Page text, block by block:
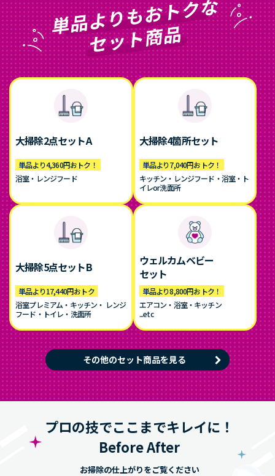
大掃除2点セットA
単品より4,360円おトク！
浴室・レンジフード
大掃除4箇所セット
単品より7,040円おトク！
キッチン・レンジフード・浴室・ト
イレor洗面所
大掃除5点セットB
単品より17,440円おトク
浴室プレミアム・キッチン・ レンジ
フード・トイレ・洗面所
ウェルカムベビー
セット
単品より8,800円おトク！
エアコン・浴室・キッチン
...etc
その他のセット商品を見る
プロの技でここまでキレイに！
Before After
お掃除の仕上がりをご覧ください